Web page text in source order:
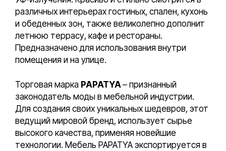
различных интерьерах гостиных, спален, кухонь
и обеденных зон, также великолепно дополнит
летнюю террасу, кафе и рестораны.
Предназначено для использования внутри
помещения и на улице.
Торговая марка PAPATYA– признанный
законодатель моды в мебельной индустрии.
Для создания своих уникальных шедевров, этот
ведущий мировой бренд, использует сырье
высокого качества, применяя новейшие
технологии. Мебель PAPATYA экспортируется в